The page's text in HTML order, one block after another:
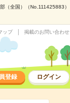
（全国）（No.111425883）
ップ 掲載のお問い合わせ
登録 ログイン